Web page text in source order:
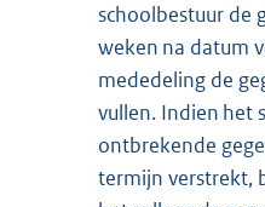
schoolbestuur de
weken na datum
mededeling de
vullen. Indien het
ontbrekende
termijn verstrekt,